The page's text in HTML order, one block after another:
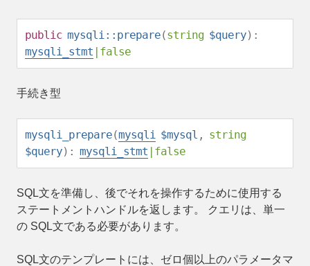
public mysqli::prepare(string $query):
mysqli_stmt | false
手続き型
mysqli_prepare(mysqli $mysql , string
$query): mysqli_stmt | false
SQL文を準備し、後でそれを操作するために使用する
ステートメントハンドルを返します。 クエリは、単一
の SQL文である必要があります。
SQL文のテンプレートには、ゼロ個以上のパラメータマ